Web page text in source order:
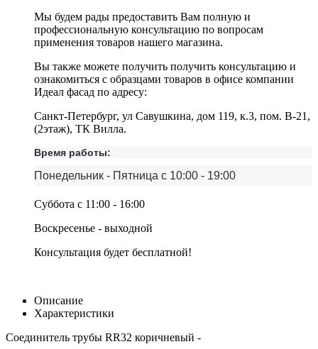
Мы будем рады предоставить Вам полную и
профессиональную консультацию по вопросам
применения товаров нашего магазина.
Вы также можете получить получить консультацию и
ознакомиться с образцами товаров в офисе компании
Идеал фасад по адресу:
Санкт-Петербург, ул Савушкина, дом 119, к.3, пом. В-21,
(2этаж), ТК Вилла.
Время работы:
Понедельник - Пятница с 10:00 - 19:00
Суббота с 11:00 - 16:00
Воскресенье - выходной
Консультация будет бесплатной!
Описание
Характеристики
Соединитель трубы RR32 коричневый -